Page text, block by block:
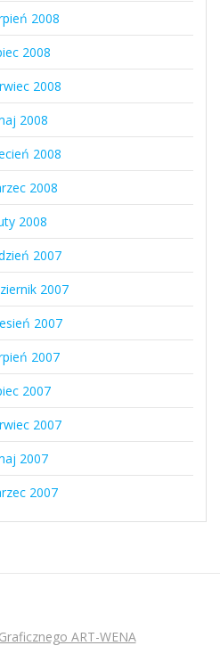
2008
2008
2008
2008
2008
2008
2008
2007
2007
2007
2007
2007
2007
2007
2007
ART-WENA